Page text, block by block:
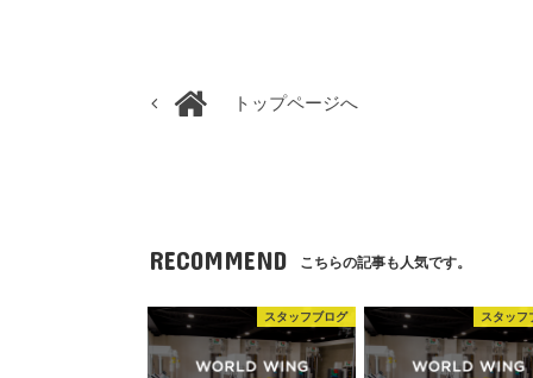
トップページへ
RECOMMEND こちらの記事も人気です。
スタッフブログ スタッフ